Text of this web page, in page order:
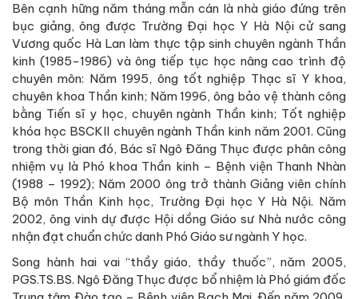
Bên cạnh hững năm tháng mẫn cán là nhà giáo đứng trên
bục giảng, ông được Trường Đại học Y Hà Nội cử sang
Vương quốc Hà Lan làm thực tập sinh chuyên ngành Thần
kinh (1985-1986) và ông tiếp tục học nâng cao trình độ
chuyên môn: Năm 1995, ông tốt nghiệp Thạc sĩ Y khoa,
chuyên khoa Thần kinh; Năm 1996, ông bảo vệ thành công
bằng Tiến sĩ y học, chuyên ngành Thần kinh; Tốt nghiệp
khóa học BSCKII chuyên ngành Thần kinh năm 2001. Cũng
trong thời gian đó, Bác sĩ Ngô Đăng Thục được phân công
nhiệm vụ là Phó khoa Thần kinh – Bệnh viện Thanh Nhàn
(1988 – 1992); Năm 2000 ông trở thành Giảng viên chính
Bộ môn Thần Kinh học, Trường Đại học Y Hà Nội. Năm
2002, ông vinh dự được Hội dồng Giáo sư Nhà nước công
nhận đạt chuẩn chức danh Phó Giáo sư ngành Y học.
Song hành hai vai “thầy giáo, thầy thuốc”, năm 2005,
PGS.TS.BS. Ngô Đăng Thục được bổ nhiệm là Phó giám đốc